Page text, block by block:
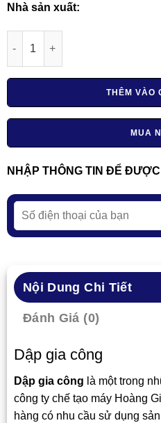
Nhà sản xuất:
THÊM VÀO
MUA
NHẬP THÔNG TIN ĐỂ
Nội Dung Chi Tiết
Đánh Giá (0)
Dập gia công
Dập gia công là một trong
công ty chế tạo máy Hoàng
hàng có nhu cầu sử dụng